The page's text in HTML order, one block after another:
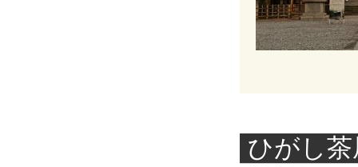
ひがし